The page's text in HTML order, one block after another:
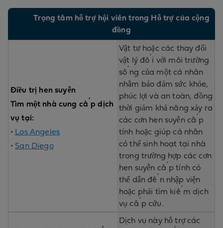
Trọng tâm hỗ trợ hội viên trong Hỗ trợ của cộng
đồng
Điều trị hen suyễn
Tìm một nhà cung cấp dịch
vụ tại:
•
Los Angeles
• San Diego
Vật tư hoặc các thay đổi
vật lý đối với môi trường
sống của một cá nhân
nhằm bảo đảm sức khỏe,
phúc lợi và an toàn, đồng
thời giảm khả năng xảy ra
các cơn hen suyễn cấp
tính hoặc giúp cá nhân
có thể sinh hoạt tại nhà
trong trường hợp các cơn
hen suyễn cấp tính có
thể dẫn đến nhập viện
hoặc phải tìm kiếm dịch
vụ cấp cứu.
Dịch vụ này hỗ trợ các